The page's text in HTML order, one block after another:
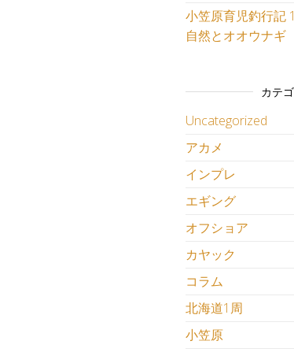
小笠原育児釣行記
自然とオオウナギ
カテ
Uncategorized
アカメ
インプレ
エギング
オフショア
カヤック
コラム
北海道1周
小笠原